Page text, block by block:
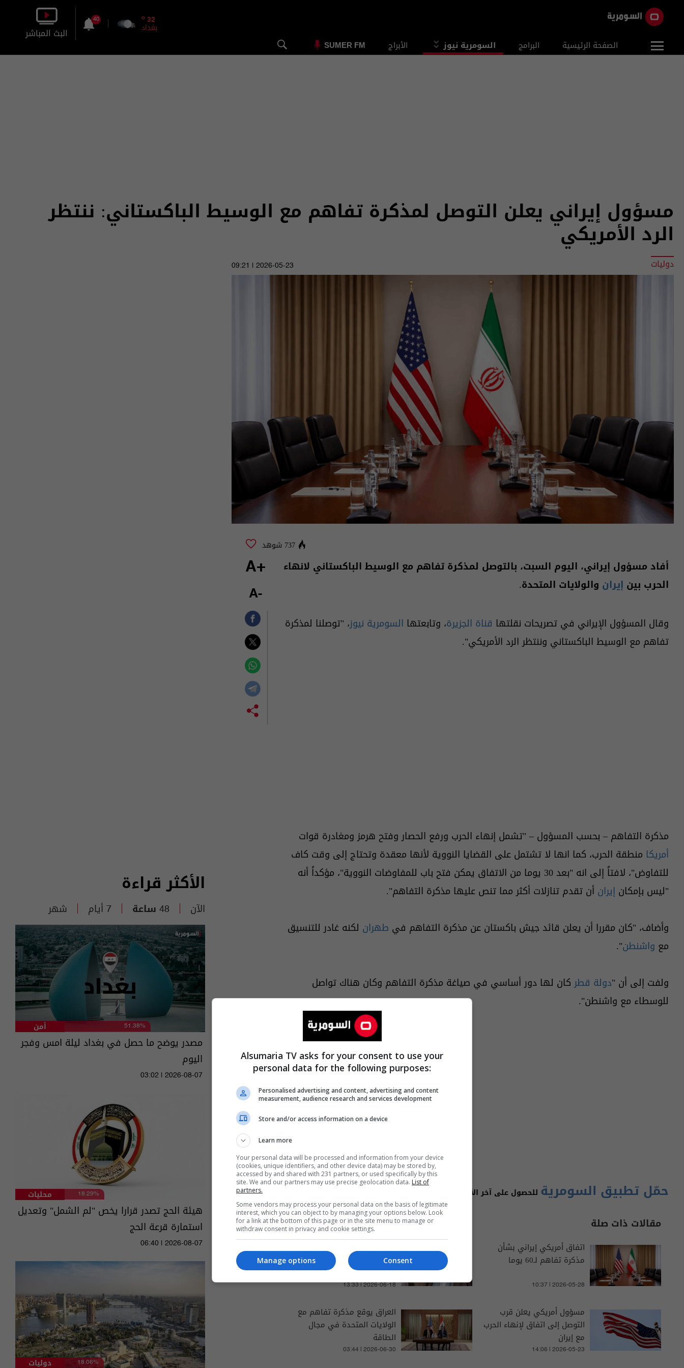
الصفحة الرئيسية البرامج السومرية نيوز الأبراج SUMER FM
32
o
بغداد
40
البث المباشر
مسؤول إيراني يعلن التوصل لمذكرة تفاهم مع الوسيط الباكستاني: ننتظر
الرد الأمريكي
دوليات 2026-05-23 | 09:21
737 شوهد
أفاد مسؤول إيراني، اليوم السبت، بالتوصل لمذكرة تفاهم مع الوسيط الباكستاني لانهاء
الحرب بين إيران والولايات المتحدة.
وقال المسؤول الإيراني في تصريحات نقلتها قناة الجزيرة، وتابعتها السومرية نيوز، "توصلنا لمذكرة
تفاهم مع الوسيط الباكستاني وننتظر الرد الأمريكي".
مذكرة التفاهم – بحسب المسؤول – "تشمل إنهاء الحرب ورفع الحصار وفتح هرمز ومغادرة قوات
أمريكا منطقة الحرب، كما انها لا تشتمل على القضايا النووية لأنها معقدة وتحتاج إلى وقت كاف
للتفاوض"، لافتاً إلى انه "بعد 30 يوما من الاتفاق يمكن فتح باب للمفاوضات النووية"، مؤكداً أنه
"ليس بإمكان إيران أن تقدم تنازلات أكثر مما تنص عليها مذكرة التفاهم".
وأضاف، "كان مقررا أن يعلن قائد جيش باكستان عن مذكرة التفاهم في طهران لكنه غادر للتنسيق
مع واشنطن".
ولفت إلى أن "دولة قطركان لها دور أساسي في صياغة مذكرة التفاهم وكان هناك تواصل
للوسطاء مع واشنطن".
حمّل تطبيق السومرية للحصول على آخر الأخبار والتغطيات الخاصة
مقالات ذات صلة
اتفاق أمريكي إيراني بشأن
مذكرة تفاهم لـ60 يوما
10:37 | 2026-05-28
أول تعليق للمرشد الإيراني بعد
توقيع مذكرة تفاهم مع
واشنطن
13:33 | 2026-06-18
مسؤول أمريكي يعلن قرب
التوصل إلى اتفاق لإنهاء الحرب
مع إيران
14:06 | 2026-05-23
العراق يوقع مذكرة تفاهم مع
الولايات المتحدة في مجال
الطاقة
03:44 | 2026-06-30
+A
-A
الأكثر قراءة
الآن 48 ساعة 7 أيام شهر
أمن 51.38%
مصدر يوضح ما حصل في بغداد ليلة امس وفجر
اليوم
03:02 | 2026-08-07
محليات 18.29%
هيئة الحج تصدر قرارا يخص "لم الشمل" وتعديل
استمارة قرعة الحج
06:40 | 2026-08-07
دوليات 18.06%
Alsumaria TV asks for your consent to use your
personal data for the following purposes:
Personalised advertising and content, advertising and content
measurement, audience research and services development
Store and/or access information on a device
Learn more
Your personal data will be processed and information from your device
(cookies, unique identifiers, and other device data) may be stored by,
accessed by and shared with 231 partners, or used specifically by this
site. We and our partners may use precise geolocation data. List of
partners.
Some vendors may process your personal data on the basis of legitimate
interest, which you can object to by managing your options below. Look
for a link at the bottom of this page or in the site menu to manage or
withdraw consent in privacy and cookie settings.
Consent
Manage options